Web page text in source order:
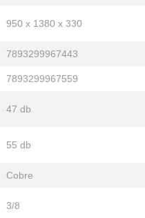
950 x 1380 x 330
7893299967443
7893299967559
47 db
55 db
Cobre
3/8